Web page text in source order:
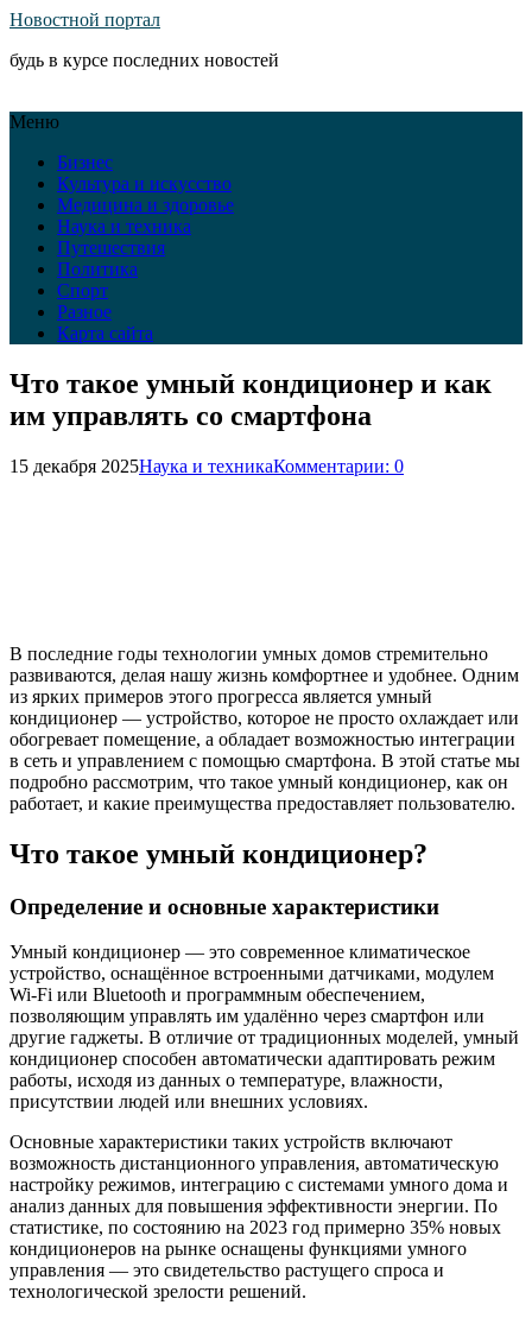
Новостной портал
будь в курсе последних новостей
Меню
Бизнес
Культура и искусство
Медицина и здоровье
Наука и техника
Путешествия
Политика
Спорт
Разное
Карта сайта
Что такое умный кондиционер и как
им управлять со смартфона
15 декабря 2025Наука и техникаКомментарии: 0
В последние годы технологии умных домов стремительно
развиваются, делая нашу жизнь комфортнее и удобнее. Одним
из ярких примеров этого прогресса является умный
кондиционер — устройство, которое не просто охлаждает или
обогревает помещение, а обладает возможностью интеграции
в сеть и управлением с помощью смартфона. В этой статье мы
подробно рассмотрим, что такое умный кондиционер, как он
работает, и какие преимущества предоставляет пользователю.
Что такое умный кондиционер?
Определение и основные характеристики
Умный кондиционер — это современное климатическое
устройство, оснащённое встроенными датчиками, модулем
Wi-Fi или Bluetooth и программным обеспечением,
позволяющим управлять им удалённо через смартфон или
другие гаджеты. В отличие от традиционных моделей, умный
кондиционер способен автоматически адаптировать режим
работы, исходя из данных о температуре, влажности,
присутствии людей или внешних условиях.
Основные характеристики таких устройств включают
возможность дистанционного управления, автоматическую
настройку режимов, интеграцию с системами умного дома и
анализ данных для повышения эффективности энергии. По
статистике, по состоянию на 2023 год примерно 35% новых
кондиционеров на рынке оснащены функциями умного
управления — это свидетельство растущего спроса и
технологической зрелости решений.